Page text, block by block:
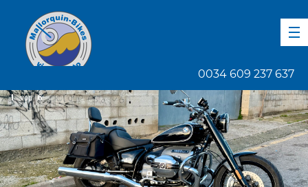
0034 609 237 637
1 von 6